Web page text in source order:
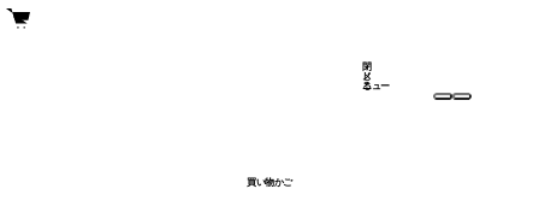
買い物かご
メ
ニュー
閉
じ
る